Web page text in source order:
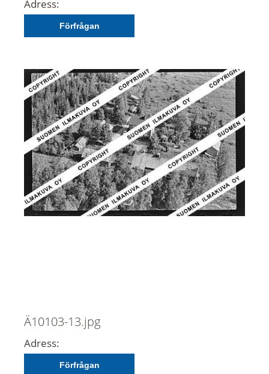
Adress:
Förfrågan
Ä10103-13.jpg
Adress:
Förfrågan